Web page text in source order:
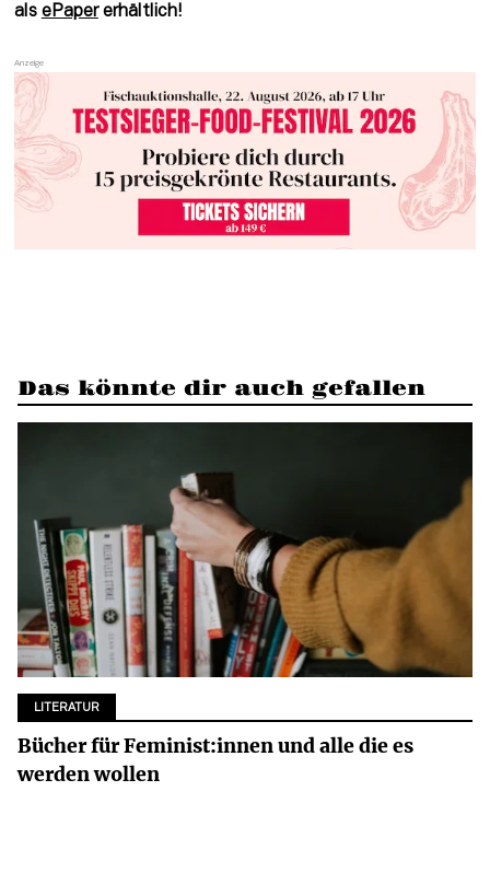
als ePapererhältlich!
Das könnte dir auch gefallen
LITERATUR
Bücher für Feminist:innen und alle die es
werden wollen